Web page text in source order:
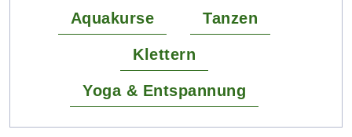
Aquakurse Tanzen
Klettern
Yoga & Entspannung